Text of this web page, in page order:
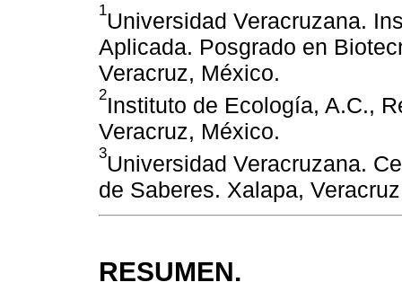
1Universidad Veracruzana.
Aplicada. Posgrado en
Veracruz, México.
2Instituto de Ecología, A.C.,
Veracruz, México.
3Universidad Veracruzana.
de Saberes. Xalapa,
RESUMEN.